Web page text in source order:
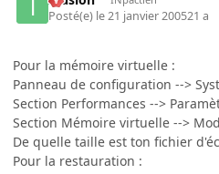
Posté(e) le 21 janvier 200521 a
Pour la mémoire virtuelle :
Panneau de configuration -->
Section Performances -->
Section Mémoire virtuelle -->
De quelle taille est ton fichier
Pour la restauration :